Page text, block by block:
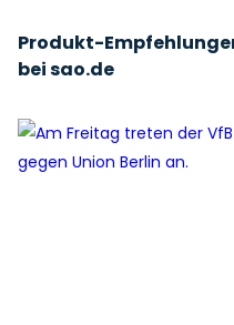
Produkt-
bei sao.de